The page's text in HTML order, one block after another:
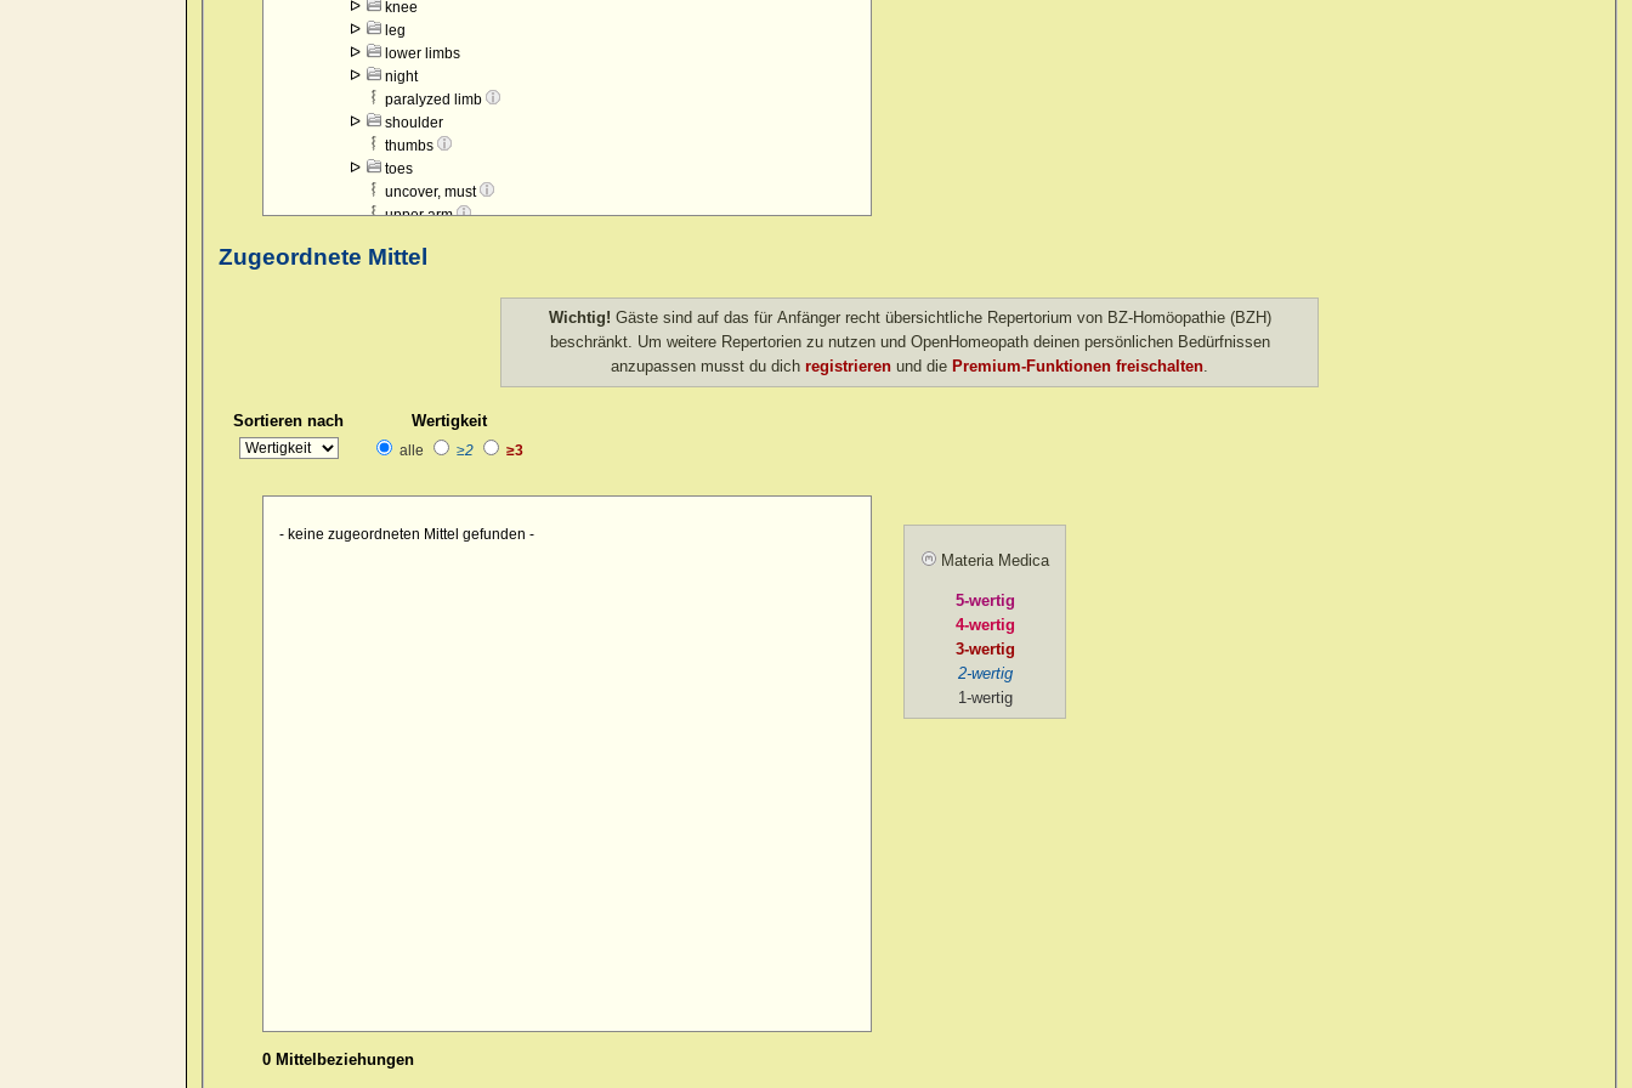
knee
leg
lower limbs
night
paralyzed limb
shoulder
thumbs
toes
uncover, must
upper arm
warmth of bed intolerable
Zugeordnete Mittel
Wichtig! Gäste sind auf das für Anfänger recht übersichtliche Repertorium von BZ-Homöopathie (BZH)
beschränkt. Um weitere Repertorien zu nutzen und OpenHomeopath deinen persönlichen Bedürfnissen
anzupassen musst du dich registrieren und die Premium-Funktionen freischalten
Sortieren nach Wertigkeit
alle ≥2 ≥3
- keine zugeordneten Mittel gefunden -
0 Mittelbeziehungen
Materia Medica
5-wertig
4-wertig
3-wertig
2-wertig
1-wertig